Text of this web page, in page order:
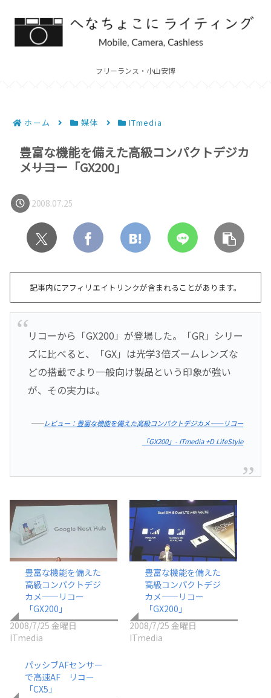
フリーランス・小山安博
ホーム 媒体 ITmedia
豊富な機能を備えた高級コンパクトデジカ
メ――リコー「GX200」
2008.07.25
記事内にアフィリエイトリンクが含まれることがあります。
リコーから「GX200」が登場した。「GR」シリー
ズに比べると、「GX」は光学3倍ズームレンズな
どの搭載でより一般向け製品という印象が強い
が、その実力は。
――レビュー：豊富な機能を備えた高級コンパクトデジカメ――リコー
「GX200」- ITmedia +D LifeStyle
豊富な機能を備えた
高級コンパクトデジ
カメ――リコー
「GX200」
2008/7/25 金曜日
ITmedia
豊富な機能を備えた
高級コンパクトデジ
カメ――リコー
「GX200」
2008/7/25 金曜日
ITmedia
パッシブAFセンサー
で高速AF リコー
「CX5」